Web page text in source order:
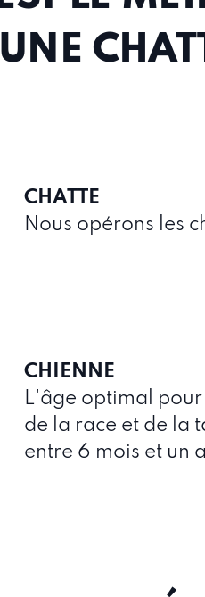
CHIENNE
L'âge optimal
de la race et de la
entre 6 mois et un
Nous opérons les
CHATTE